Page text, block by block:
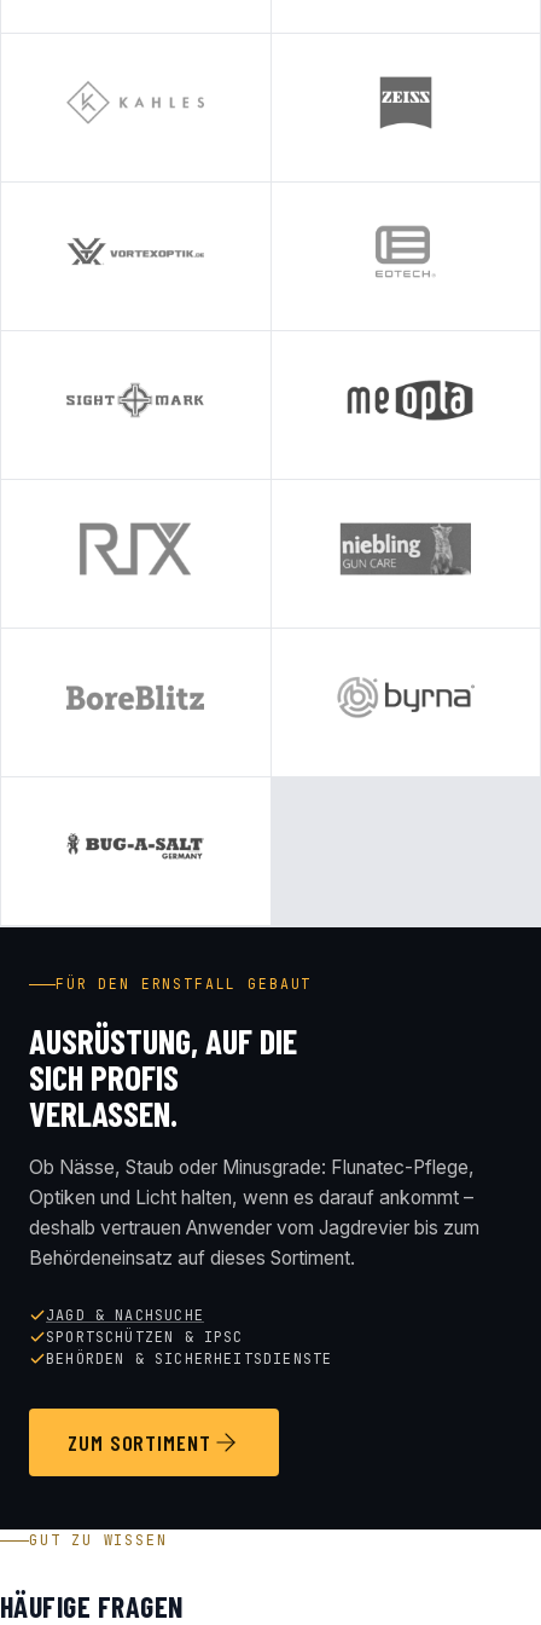
FÜR DEN ERNSTFALL GEBAUT
AUSRÜSTUNG, AUF DIE
SICH PROFIS
VERLASSEN.
Ob Nässe, Staub oder Minusgrade: Flunatec-Pflege,
Optiken und Licht halten, wenn es darauf ankommt –
deshalb vertrauen Anwender vom Jagdrevier bis zum
Behördeneinsatz auf dieses Sortiment.
JAGD & NACHSUCHE
SPORTSCHÜTZEN & IPSC
BEHÖRDEN & SICHERHEITSDIENSTE
ZUM SORTIMENT
GUT ZU WISSEN
HÄUFIGE FRAGEN